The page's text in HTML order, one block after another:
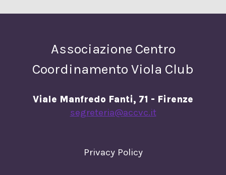
Associazione Centro
Coordinamento Viola Club
Viale Manfredo Fanti, 71 - Firenze
segreteria@accvc.it
Privacy Policy